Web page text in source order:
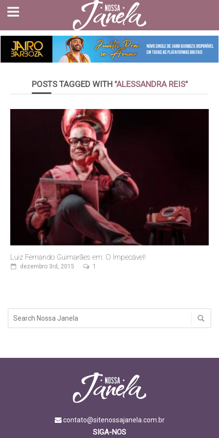
POSTS TAGGED WITH "ALESSANDRA REIS"
Luiz Fernando Guimarães em: O Impecável!
dezembro 3rd, 2015 1
contato@sitenossajanela.com.br
SIGA-NOS